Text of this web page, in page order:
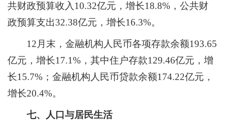
共财政预算收入 10.32亿元，增长18.8%，公共财
政预算支出32.38亿元，增长16.3%。
12月末，金融机构人民币各项存款余额193.65
亿元，增长17.1%，其中住户存款1 29.46亿元，增
长15.7%；金融机构人民币贷款余额1 74.22亿元，
增长20.4%。
七、人口与居民生活